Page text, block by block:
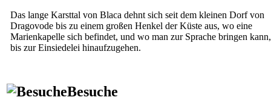
Das lange Karsttal von Blaca dehnt sich seit dem kleinen Dorf von
Dragovode bis zu einem großen Henkel der Küste aus, wo eine
Marienkapelle sich befindet, und wo man zur Sprache bringen
bis zur Einsiedelei hinaufzugehen.
Besuche